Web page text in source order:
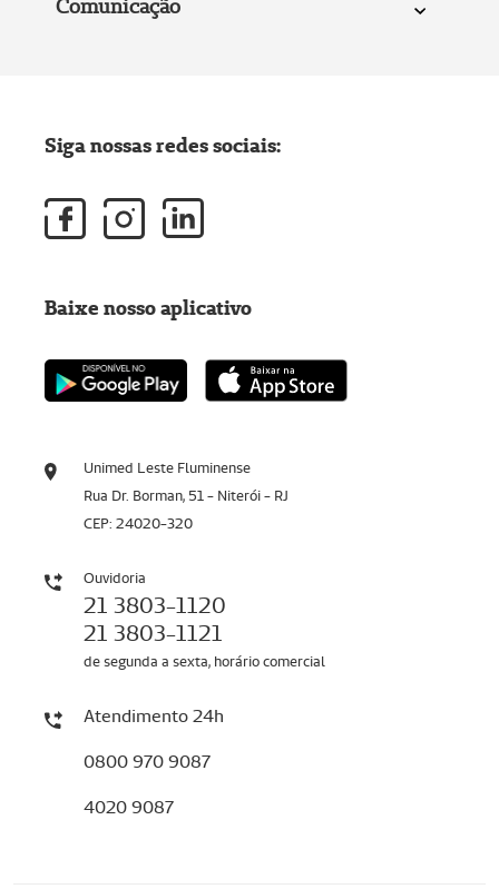
Comunicação
Unimed Leste Fluminense
Rua Dr. Borman, 51 - Niterói - RJ
CEP: 24020-320
Ouvidoria
21 3803-1120
21 3803-1121
de segunda a sexta, horário comercial
Atendimento 24h
0800 970 9087
4020 9087
Siga nossas redes sociais:
Baixe nosso aplicativo